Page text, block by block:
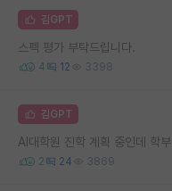
김GPT
스펙 평가 부탁드립니다.
4 12 3398
김GPT
AI대학원 진학 계획 중인데 학
2 24 3869